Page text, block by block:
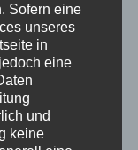
Heimkino in
kommt es
ist für mich
Sofern eine
unseres
in
eine
und
keine